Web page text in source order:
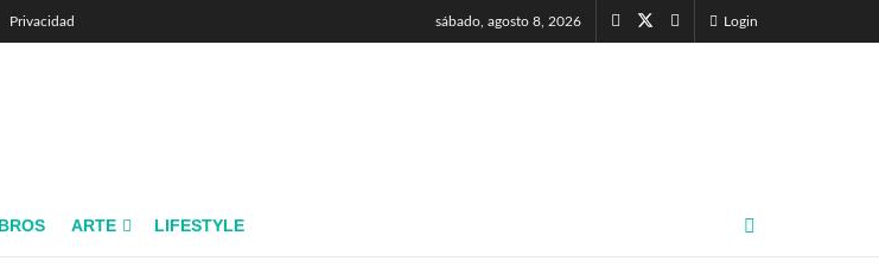
Privacidad sábado, agosto 8, 2026 Login
ARTE LIFESTYLE